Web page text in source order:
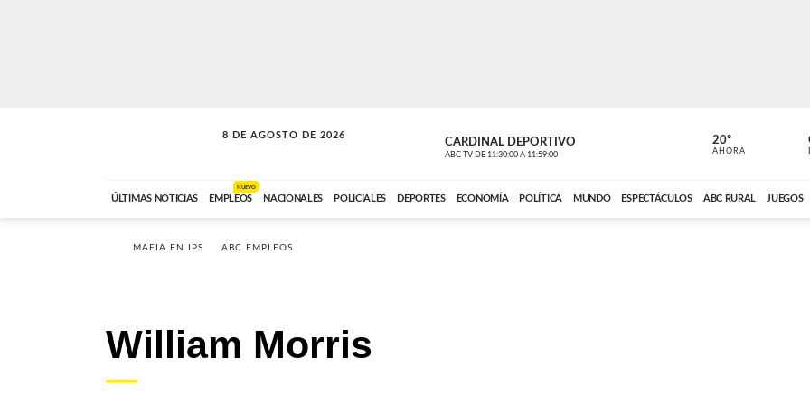
8 DE AGOSTO DE 2026
CONEXIÓN ROMANCE CARDINAL DEPORTIVO
ABC TV DE 11:30:00 A 11:59:00
CARDINAL
ABC CARDINAL
20º
AHORA
ÚLTIMAS NOTICIAS EMPLEOS
NUEVO
NACIONALES POLICIALES DEPORTES ECONOMÍA POLÍTICA MUNDO ESPECTÁCULOS ABC RURAL JUEGOS
MAFIA EN IPS ABC EMPLEOS
William Morris